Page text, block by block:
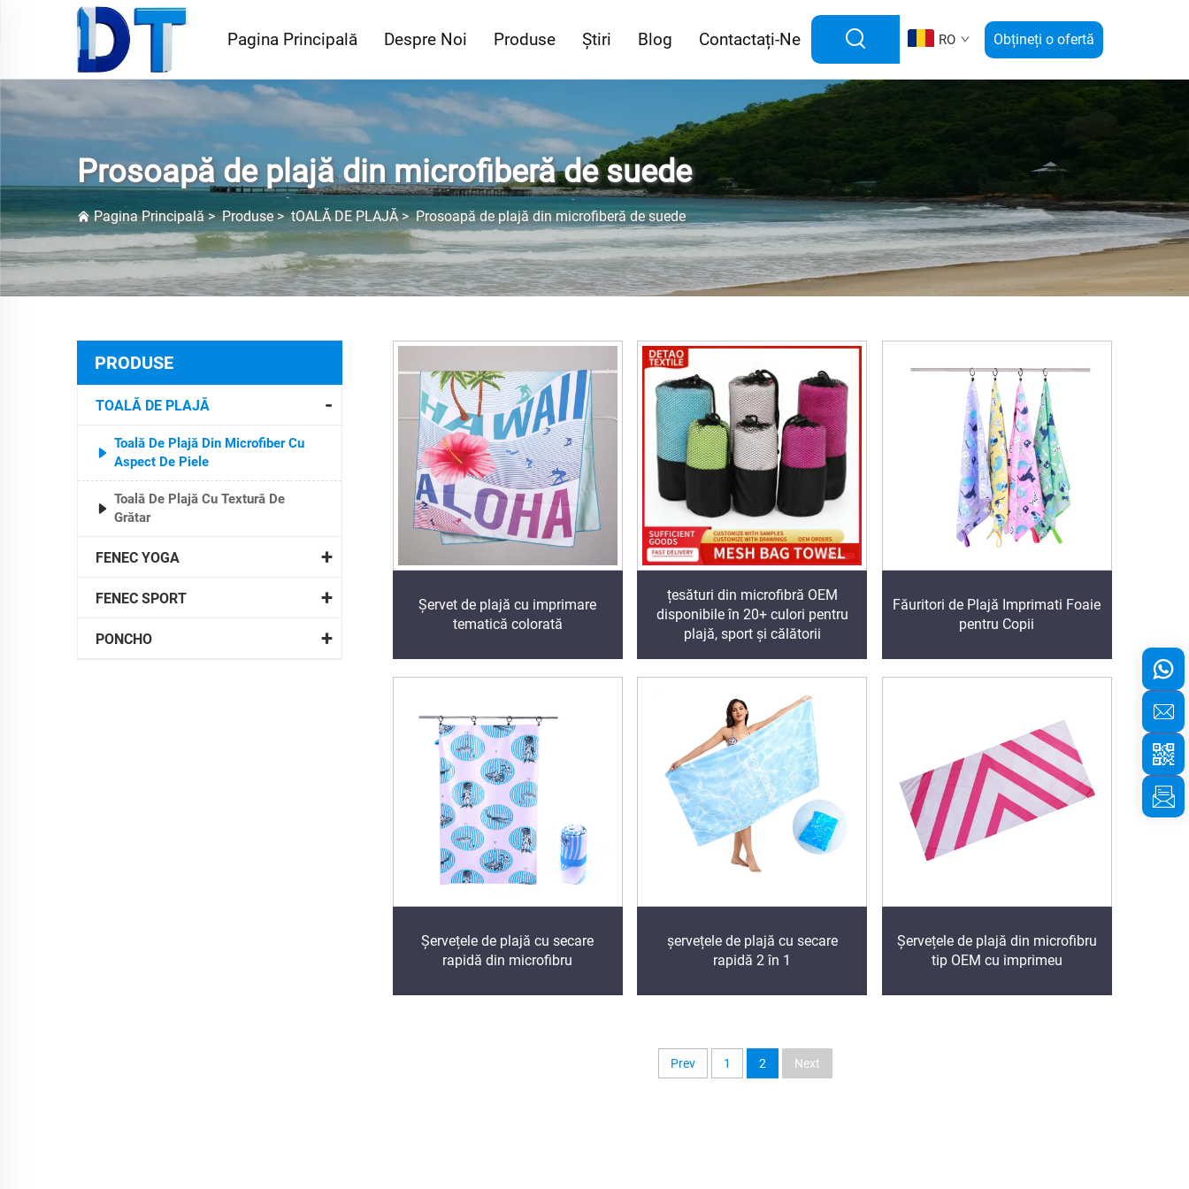
Pagina Principală Despre Noi Produse Știri Blog Contactați-Ne RO Obțineți o ofertă
Prosoapă de plajă din microfiberă de suede
Pagina Principală>Produse>tOALĂ DE PLAJĂ>Prosoapă de plajă din microfiberă de suede
PRODUSE
TOALĂ DE PLAJĂ
Toală De Plajă Din Microfiber Cu
Aspect De Piele
Toală De Plajă Cu Textură De
Grătar
FENEC YOGA
FENEC SPORT
PONCHO
Șervet de plajă cu imprimare
tematică colorată
țesături din microfibră OEM
disponibile în 20+ culori pentru
plajă, sport și călătorii
Făuritori de Plajă Imprimati Foaie
pentru Copii
Șervețele de plajă cu secare
rapidă din microfibru
șervețele de plajă cu secare
rapidă 2 în 1
Șervețele de plajă din microfibru
tip OEM cu imprimeu
Prev 1 2 Next